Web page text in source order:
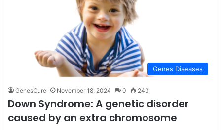
Genes Diseases
GenesCure November 18, 2024 0 243
Down Syndrome: A genetic disorder
caused by an extra chromosome